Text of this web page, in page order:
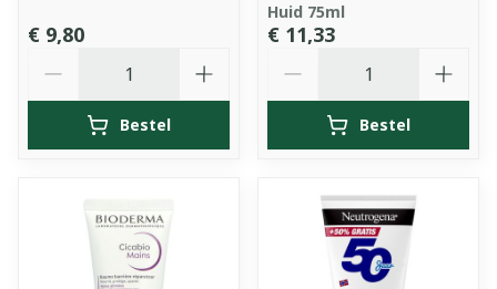
€ 9,80
Bestel
Huid 75ml
€ 11,33
Bestel